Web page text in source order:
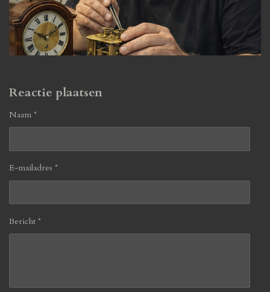
Reactie plaatsen
Naam *
E-mailadres *
Bericht *